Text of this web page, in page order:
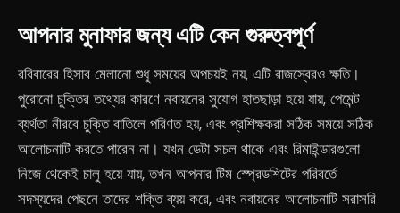
আপনার মুনাফার জন্য এটি কেন গুরুত্বপূর্ণ
রবিবারের হিসাব মেলানো শুধু সময়ের অপচয়ই নয়, এটি রাজস্বেরও ক্ষতি।
পুরোনো চুক্তির তথ্যের কারণে নবায়নের সুযোগ হাতছাড়া হয়ে যায়, পেমেন্ট
ব্যর্থতা নীরবে চুক্তি বাতিলে পরিণত হয়, এবং প্রশিক্ষকরা সঠিক সময়ে সঠিক
আলোচনাটি করতে পারেন না। যখন ডেটা সচল থাকে এবং রিমাইন্ডারগুলো
নিজে থেকেই চালু হয়ে যায়, তখন আপনার টিম স্প্রেডশিটের পরিবর্তে
সদস্যদের পেছনে তাদের শক্তি ব্যয় করে, এবং নবায়নের আলোচনাটি সরাসরি